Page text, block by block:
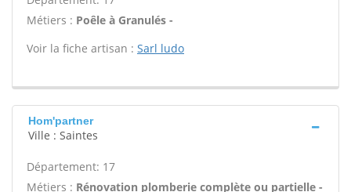
Métiers : Poêle à Granulés -
Voir la fiche artisan : Sarl ludo
Hom'partner
Ville : Saintes
Département: 17
Métiers : Rénovation plomberie complète ou partielle -